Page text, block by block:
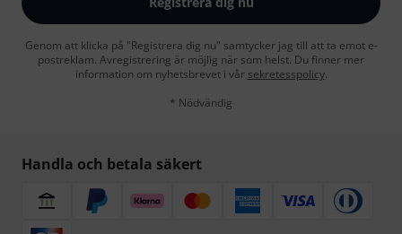
Genom att klicka på "Registrera dig nu" samtycker jag till att ta emot e-
postreklam. Avregistrering är möjlig när som helst. Du finner mer
information om nyhetsbrevet i vår sekretesspolicy.
* Nödvändig
Handla och betala säkert